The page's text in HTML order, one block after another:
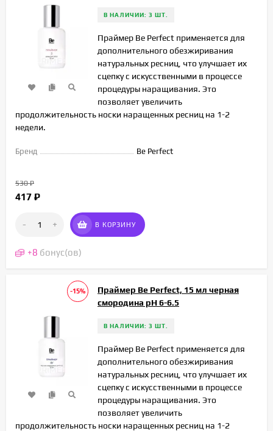
В НАЛИЧИИ: 3 ШТ.
Праймер Be Perfect применяется для
дополнительного обезжиривания
натуральных ресниц, что улучшает их
сцепку с искусственными в процессе
процедуры наращивания. Это
позволяет увеличить
продолжительность носки наращенных ресниц на 1-2
недели.
Бренд Be Perfect
530₽
417 ₽
- + В КОРЗИНУ
+8 бонус(ов)
-15%
Праймер Be Perfect, 15 мл черная
смородина рН 6-6.5
В НАЛИЧИИ: 3 ШТ.
Праймер Be Perfect применяется для
дополнительного обезжиривания
натуральных ресниц, что улучшает их
сцепку с искусственными в процессе
процедуры наращивания. Это
позволяет увеличить
продолжительность носки наращенных ресниц на 1-2